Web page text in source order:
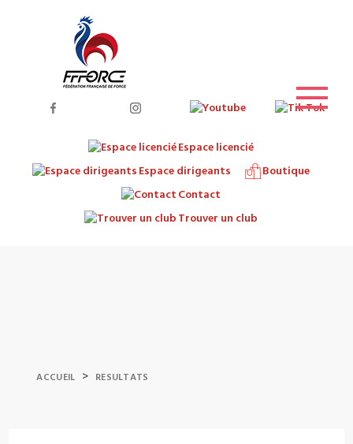
Espace licencié
Espace dirigeants
Boutique
Contact
Trouver un club
ACCUEIL > RESULTATS